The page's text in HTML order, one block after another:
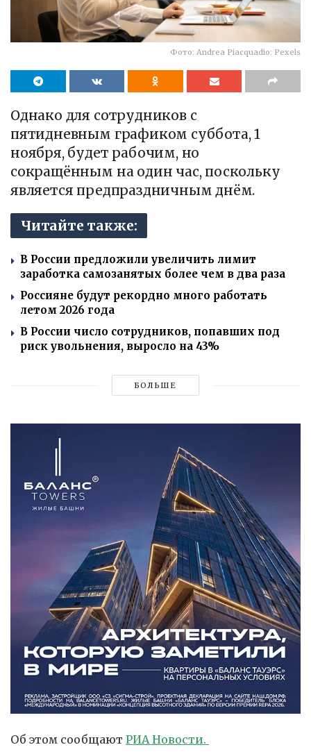
Фото: Andrea Piacquadio: Pexels
Однако для сотрудников с
пятидневным графиком суббота, 1
ноября, будет рабочим, но
сокращённым на один час, поскольку
является предпраздничным днём.
Читайте также:
В России предложили увеличить лимит
заработка самозанятых более чем в два раза
Россияне будут рекордно много работать
летом 2026 года
В России число сотрудников, попавших под
риск увольнения, выросло на 43%
БОЛЬШЕ
Об этом сообщают РИА Новости.